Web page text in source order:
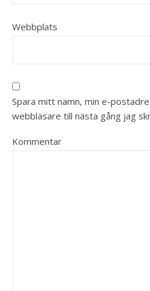
Webbplats
Spara mitt namn, min e-
webbläsare till nästa gång jag
Kommentar